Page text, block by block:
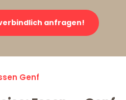
anfragen!
Genf